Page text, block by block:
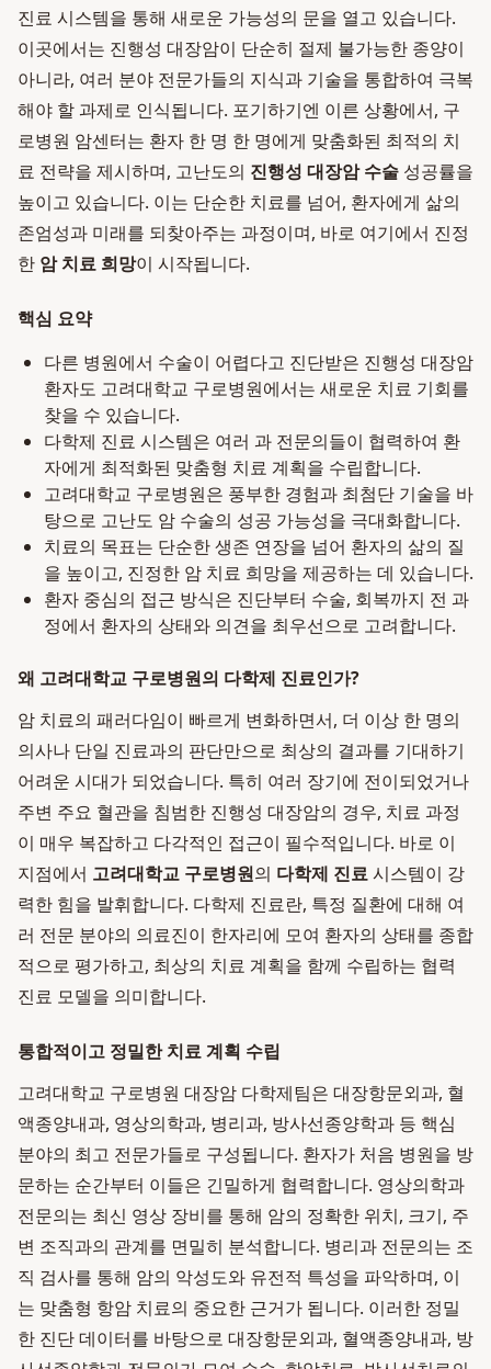
진료 시스템을 통해 새로운 가능성의 문을 열고 있습니다.
이곳에서는 진행성 대장암이 단순히 절제 불가능한 종양이
아니라, 여러 분야 전문가들의 지식과 기술을 통합하여 극복
해야 할 과제로 인식됩니다. 포기하기엔 이른 상황에서, 구
로병원 암센터는 환자 한 명 한 명에게 맞춤화된 최적의 치
료 전략을 제시하며, 고난도의 진행성 대장암 수술 성공률을
높이고 있습니다. 이는 단순한 치료를 넘어, 환자에게 삶의
존엄성과 미래를 되찾아주는 과정이며, 바로 여기에서 진정
한 암 치료 희망이 시작됩니다.
핵심 요약
다른 병원에서 수술이 어렵다고 진단받은 진행성 대장암
환자도 고려대학교 구로병원에서는 새로운 치료 기회를
찾을 수 있습니다.
다학제 진료 시스템은 여러 과 전문의들이 협력하여 환
자에게 최적화된 맞춤형 치료 계획을 수립합니다.
고려대학교 구로병원은 풍부한 경험과 최첨단 기술을 바
탕으로 고난도 암 수술의 성공 가능성을 극대화합니다.
치료의 목표는 단순한 생존 연장을 넘어 환자의 삶의 질
을 높이고, 진정한 암 치료 희망을 제공하는 데 있습니다.
환자 중심의 접근 방식은 진단부터 수술, 회복까지 전 과
정에서 환자의 상태와 의견을 최우선으로 고려합니다.
왜 고려대학교 구로병원의 다학제 진료인가?
암 치료의 패러다임이 빠르게 변화하면서, 더 이상 한 명의
의사나 단일 진료과의 판단만으로 최상의 결과를 기대하기
어려운 시대가 되었습니다. 특히 여러 장기에 전이되었거나
주변 주요 혈관을 침범한 진행성 대장암의 경우, 치료 과정
이 매우 복잡하고 다각적인 접근이 필수적입니다. 바로 이
지점에서 고려대학교 구로병원의 다학제 진료시스템이 강
력한 힘을 발휘합니다. 다학제 진료란, 특정 질환에 대해 여
러 전문 분야의 의료진이 한자리에 모여 환자의 상태를 종합
적으로 평가하고, 최상의 치료 계획을 함께 수립하는 협력
진료 모델을 의미합니다.
통합적이고 정밀한 치료 계획 수립
고려대학교 구로병원 대장암 다학제팀은 대장항문외과, 혈
액종양내과, 영상의학과, 병리과, 방사선종양학과 등 핵심
분야의 최고 전문가들로 구성됩니다. 환자가 처음 병원을 방
문하는 순간부터 이들은 긴밀하게 협력합니다. 영상의학과
전문의는 최신 영상 장비를 통해 암의 정확한 위치, 크기, 주
변 조직과의 관계를 면밀히 분석합니다. 병리과 전문의는 조
직 검사를 통해 암의 악성도와 유전적 특성을 파악하며, 이
는 맞춤형 항암 치료의 중요한 근거가 됩니다. 이러한 정밀
한 진단 데이터를 바탕으로 대장항문외과, 혈액종양내과, 방